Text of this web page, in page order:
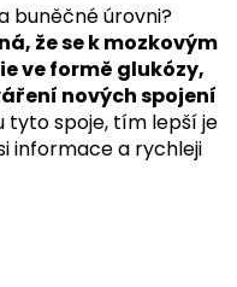
buněčné úrovni?
že se k mozkovým
ve formě glukózy,
nových spojení
tyto spoje, tím lepší je
informace a rychleji